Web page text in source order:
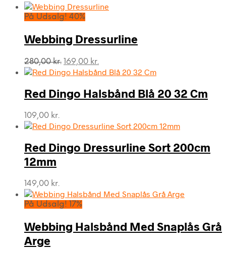
På Udsalg! 40%
Webbing Dressurline
280,00kr. Den
oprindelige
var:
280,00 kr..
169,00 kr.
aktuelle
er:
169,00 kr..
Red Dingo Halsbånd Blå 20 32 Cm
109,00 kr.
Red Dingo Dressurline Sort 200cm
12mm
149,00 kr.
På Udsalg! 17%
Webbing Halsbånd Med Snaplås Grå
Arge